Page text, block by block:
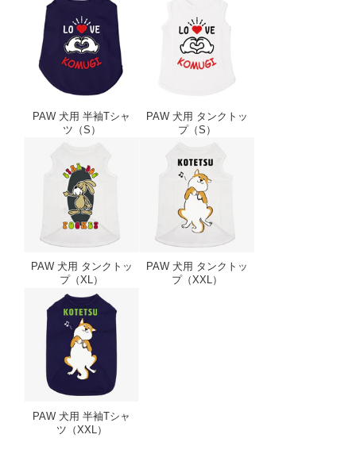
PAW 犬用 半袖Tシャ
ツ（S）
PAW 犬用 タンクトッ
プ（S）
PAW 犬用 タンクトッ
プ（XL）
PAW 犬用 タンクトップ（XL）
PAW 犬用 タンクトッ
プ（XXL）
PAW 犬用 半袖Tシャ
ツ（XXL）